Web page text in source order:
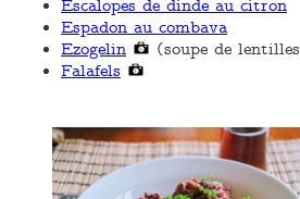
Escalopes de dinde au citron
Espadon au combava
Ezogelin
(soupe de
Falafels